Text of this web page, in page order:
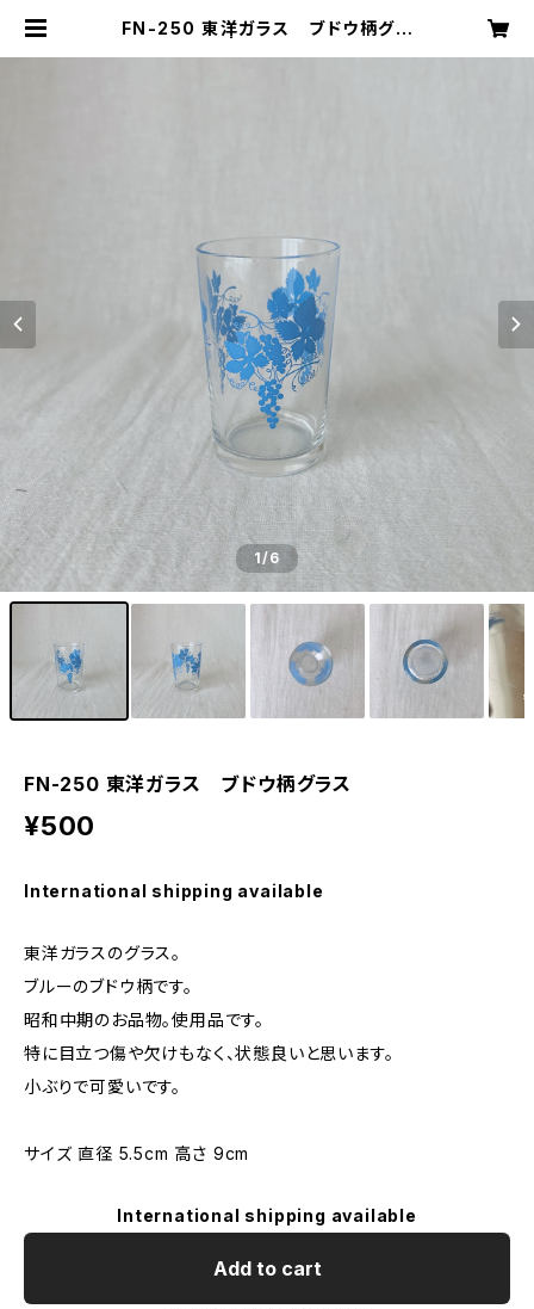
FN-250 東洋ガラス ブドウ柄グラ
1/6
FN-250 東洋ガラス ブドウ柄グラス
¥500
International shipping available
東洋ガラスのグラス。
ブルーのブドウ柄です。
昭和中期のお品物。使用品です。
特に目立つ傷や欠けもなく、状態良いと思います。
小ぶりで可愛いです。
サイズ 直径 5.5cm 高さ 9cm
International shipping available
Add to cart